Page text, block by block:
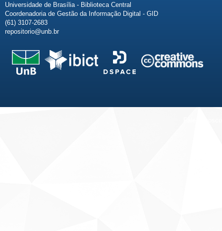
Universidade de Brasília - Biblioteca Central
Coordenadoria de Gestão da Informação Digital - GID
(61) 3107-2683
repositorio@unb.br